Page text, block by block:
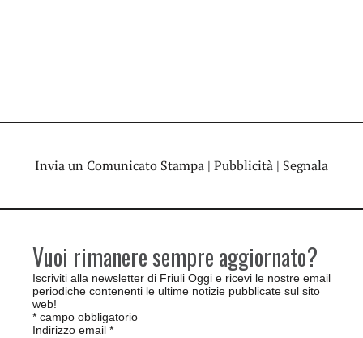
Invia un Comunicato Stampa | Pubblicità | Segnala
Vuoi rimanere sempre aggiornato?
Iscriviti alla newsletter di Friuli Oggi e ricevi le nostre email
periodiche contenenti le ultime notizie pubblicate sul sito
web!
* campo obbligatorio
Indirizzo email *